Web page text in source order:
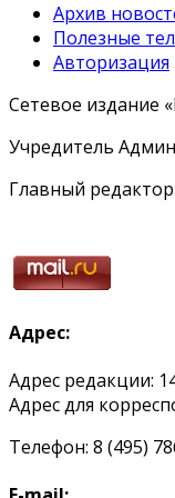
Архив
Полезные
Авторизация
Сетевое издание
Учредитель
Главный редактор
Адрес:
Адрес редакции:
Адрес для
Телефон: 8 (495)